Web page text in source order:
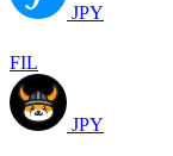
JPY
FIL
JPY